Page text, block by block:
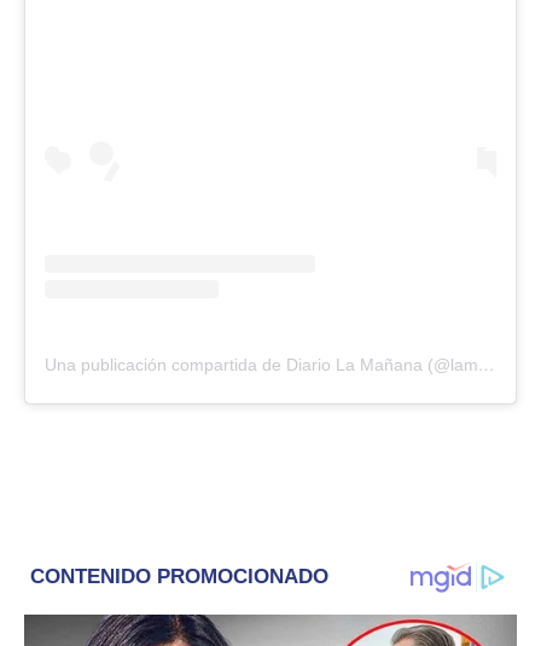
Una publicación compartida de Diario La Mañana (@lamananabolivar)